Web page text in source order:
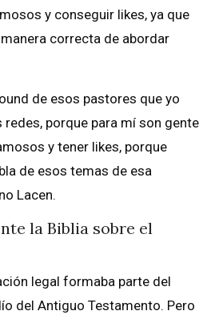
y conseguir likes, ya que
correcta de abordar
de esos pastores que yo
porque para mí son gente
y tener likes, porque
de esos temas de esa
Lacen.
la Biblia sobre el
legal formaba parte del
del Antiguo Testamento. Pero